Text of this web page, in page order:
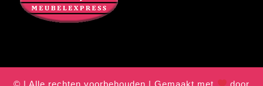
© | Alle rechten voorbehouden | Gemaakt met
door